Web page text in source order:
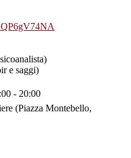
e saggi)
- 20:00
(Piazza Montebello,